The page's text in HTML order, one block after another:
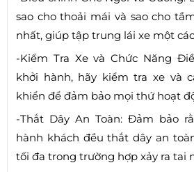
sao cho thoải mái và sao cho
nhất, giúp tập trung lái xe một
-Kiểm Tra Xe và Chức Năng
khởi hành, hãy kiểm tra xe và
khiển để đảm bảo mọi thứ hoạt
-Thắt Dây An Toàn: Đảm bảo
hành khách đều thắt dây an
tối đa trong trường hợp xảy ra tai